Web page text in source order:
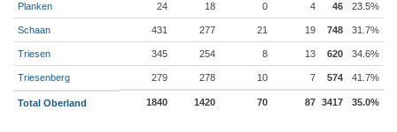
Planken 24 18 0 4 46 23.5%
Schaan 431 277 21 19 748 31.7%
Triesen 345 254 8 13 620 34.6%
Triesenberg 279 278 10 7 574 41.7%
Total Oberland 1840 1420 70 87 3417 35.0%